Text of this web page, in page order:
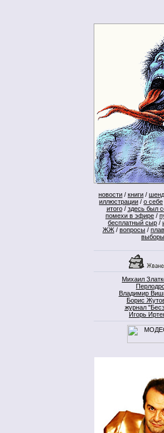
новости / книги /
иллюстрации / о себе
итого/ здесь был
помехи в эфире /
бесплатный сыр /
ЖЖ / вопросы /
выборы
Михаил
Владимир
Борис
журнал
Игорь